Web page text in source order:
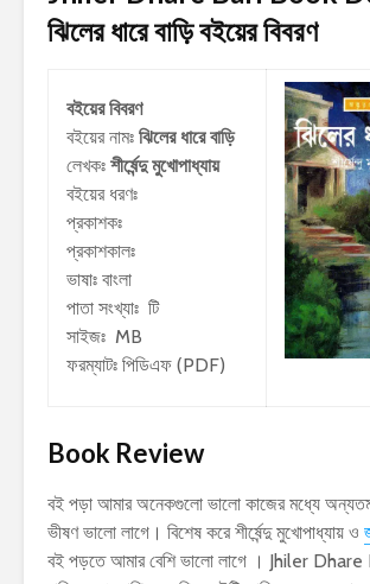
ঝিলের ধারে বাড়িবইয়ের বিবরণ
বইয়ের বিবরণ
বইয়ের নামঃ ঝিলের ধারে বাড়ি
লেখকঃ শীর্ষেন্দু মুখোপাধ্যায়
বইয়ের ধরণঃ
প্রকাশকঃ
প্রকাশকালঃ
ভাষাঃ বাংলা
পাতা সংখ্যাঃ টি
সাইজঃ MB
ফরম্যাটঃ পিডিএফ (PDF)
Book Review
বই পড়া আমার অনেকগুলো ভালো কাজের মধ্যে
ভীষণ ভালো লাগে। বিশেষ করে শীর্ষেন্দু মুখোপাধ্যায় ও
বই পড়তে আমার বেশি ভালো লাগে । Jhiler Dhare